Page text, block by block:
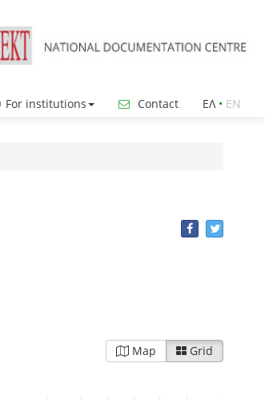
For institutions Contact ΕΛ• ΕΝ
Map Grid